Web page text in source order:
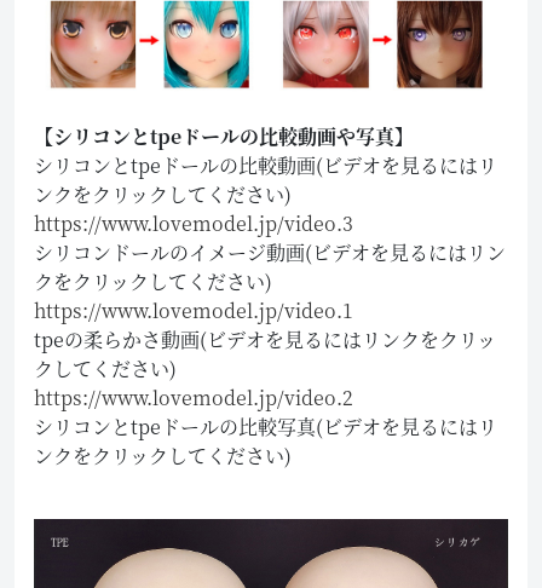
【シリコンとtpeドールの比較動画や写真】
シリコンとtpeドールの比較動画(ビデオを見るにはリ
ンクをクリックしてください)
https://www.lovemodel.jp/video.3
シリコンドールのイメージ動画(ビデオを見るにはリン
クをクリックしてください)
https://www.lovemodel.jp/video.1
tpeの柔らかさ動画(ビデオを見るにはリンクをクリッ
クしてください)
https://www.lovemodel.jp/video.2
シリコンとtpeドールの比較写真(ビデオを見るにはリ
ンクをクリックしてください)